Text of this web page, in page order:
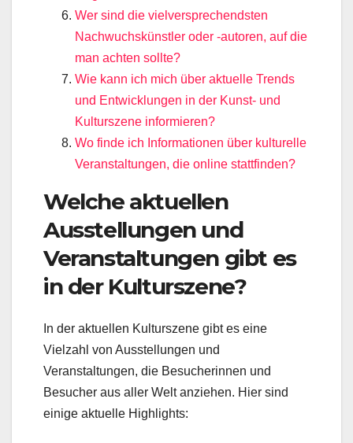
Wer sind die vielversprechendsten
Nachwuchskünstler oder -autoren, auf die
man achten sollte?
Wie kann ich mich über aktuelle Trends
und Entwicklungen in der Kunst- und
Kulturszene informieren?
Wo finde ich Informationen über kulturelle
Veranstaltungen, die online stattfinden?
Welche aktuellen
Ausstellungen und
Veranstaltungen gibt es
in der Kulturszene?
In der aktuellen Kulturszene gibt es eine
Vielzahl von Ausstellungen und
Veranstaltungen, die Besucherinnen und
Besucher aus aller Welt anziehen. Hier sind
einige aktuelle Highlights: